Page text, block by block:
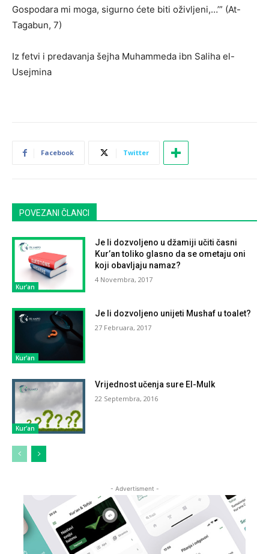
Gospodara mi moga, sigurno ćete biti oživljeni,…’” (At-
Tagabun, 7)
Iz fetvi i predavanja šejha Muhammeda ibn Saliha el-
Usejmina
Facebook Twitter
POVEZANI ČLANCI
Kur'an
Je li dozvoljeno u džamiji učiti časni
Kur’an toliko glasno da se ometaju oni
koji obavljaju namaz?
4 Novembra, 2017
Kur'an
Je li dozvoljeno unijeti Mushaf u toalet?
27 Februara, 2017
Kur'an
Vrijednost učenja sure El-Mulk
22 Septembra, 2016
- Advertisment -